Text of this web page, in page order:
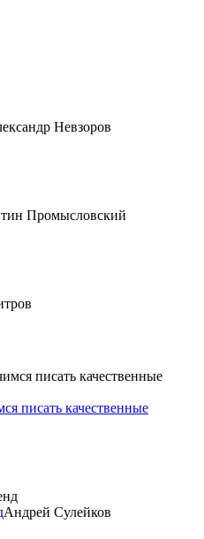
Невзоров
Промысловский
писать качественные
Андрей Сулейков